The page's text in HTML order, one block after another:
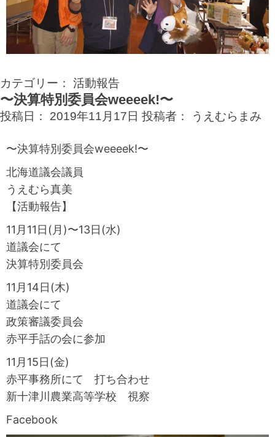
カテゴリー： 活動報告
〜決算特別委員会weeeek!〜
投稿日： 2019年11月17日 投稿者： うえむらまみ
〜決算特別委員会weeeek!〜
北海道議会議員
うえむら真美
【活動報告】
11月11日(月)〜13日(水)
道議会にて
決算特別委員会
11月14日(木)
道議会にて
政策審議委員会
赤平手話の会に参加
11月15日(金)
赤平事務所にて 打ち合わせ
新十津川農業高等学校 視察
Facebook